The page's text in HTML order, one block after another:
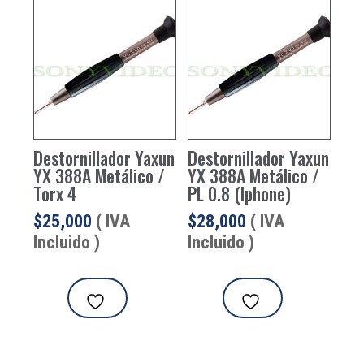
Destornillador Yaxun
YX 388A Metálico /
Torx 4
$25,000 ( IVA
Incluido )
Destornillador Yaxun
YX 388A Metálico /
PL 0.8 (Iphone)
$28,000 ( IVA
Incluido )